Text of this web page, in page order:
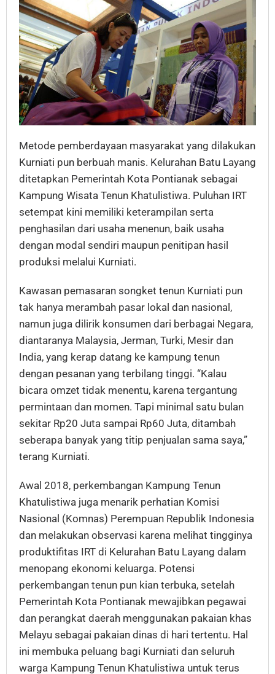
Metode pemberdayaan masyarakat yang dilakukan
Kurniati pun berbuah manis. Kelurahan Batu Layang
ditetapkan Pemerintah Kota Pontianak sebagai
Kampung Wisata Tenun Khatulistiwa. Puluhan IRT
setempat kini memiliki keterampilan serta
penghasilan dari usaha menenun, baik usaha
dengan modal sendiri maupun penitipan hasil
produksi melalui Kurniati.
Kawasan pemasaran songket tenun Kurniati pun
tak hanya merambah pasar lokal dan nasional,
namun juga dilirik konsumen dari berbagai Negara,
diantaranya Malaysia, Jerman, Turki, Mesir dan
India, yang kerap datang ke kampung tenun
dengan pesanan yang terbilang tinggi. “Kalau
bicara omzet tidak menentu, karena tergantung
permintaan dan momen. Tapi minimal satu bulan
sekitar Rp20 Juta sampai Rp60 Juta, ditambah
seberapa banyak yang titip penjualan sama saya,”
terang Kurniati.
Awal 2018, perkembangan Kampung Tenun
Khatulistiwa juga menarik perhatian Komisi
Nasional (Komnas) Perempuan Republik Indonesia
dan melakukan observasi karena melihat tingginya
produktifitas IRT di Kelurahan Batu Layang dalam
menopang ekonomi keluarga. Potensi
perkembangan tenun pun kian terbuka, setelah
Pemerintah Kota Pontianak mewajibkan pegawai
dan perangkat daerah menggunakan pakaian khas
Melayu sebagai pakaian dinas di hari tertentu. Hal
ini membuka peluang bagi Kurniati dan seluruh
warga Kampung Tenun Khatulistiwa untuk terus